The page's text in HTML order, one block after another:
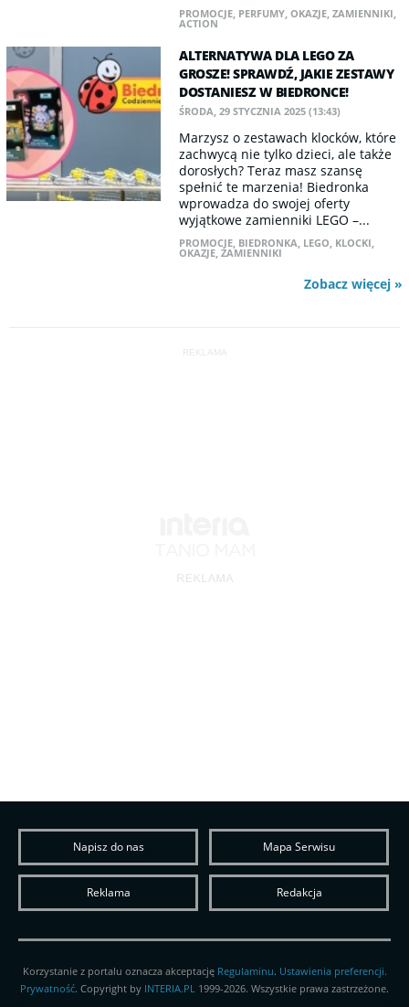
PROMOCJE, PERFUMY,OKAZJE,ZAMIENNIKI,
ACTION
ALTERNATYWA DLA LEGO ZA
GROSZE! SPRAWDŹ, JAKIE ZESTAWY
DOSTANIESZ W BIEDRONCE!
ŚRODA, 29 STYCZNIA 2025 (13:43)
Marzysz o zestawach klocków, które
zachwycą nie tylko dzieci, ale także
dorosłych? Teraz masz szansę
spełnić te marzenia! Biedronka
wprowadza do swojej oferty
wyjątkowe zamienniki LEGO –...
PROMOCJE, BIEDRONKA, LEGO, KLOCKI,
OKAZJE,ZAMIENNIKI
Zobacz więcej »
REKLAMA
Napisz do nas Mapa Serwisu
Reklama Redakcja
Korzystanie z portalu oznacza akceptację Regulaminu. Ustawienia preferencji.
Prywatność. Copyright by INTERIA.PL 1999-2026. Wszystkie prawa zastrzeżone.